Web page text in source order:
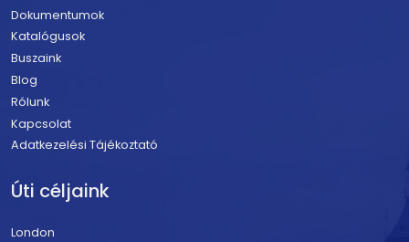
Dokumentumok
Katalógusok
Buszaink
Blog
Rólunk
Kapcsolat
Adatkezelési Tájékoztató
Úti céljaink
London